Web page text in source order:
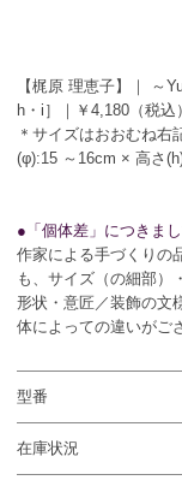
【梶原 理恵子】｜ ～
h・i］｜￥4,180（税込
＊サイズはおおむね
(φ):15 ～16cm × 高さ
●「個体差」につきま
作家による手づくりの
も、サイズ（の細部）・
形状・意匠／装飾の文
体によっての違いがご
型番
在庫状況